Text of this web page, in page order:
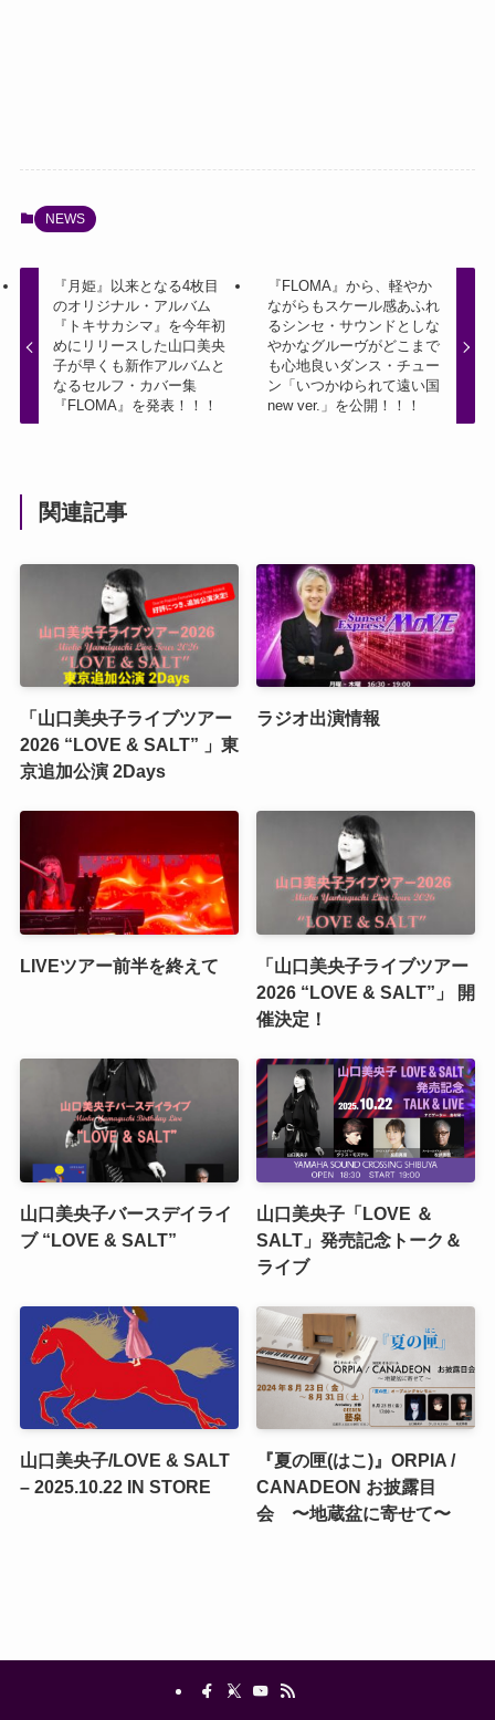
NEWS
『月姫』以来となる4枚目
のオリジナル・アルバム
『トキサカシマ』を今年初
めにリリースした山口美央
子が早くも新作アルバムと
なるセルフ・カバー集
『FLOMA』を発表！！！
『FLOMA』から、軽やか
ながらもスケール感あふれ
るシンセ・サウンドとしな
やかなグルーヴがどこまで
も心地良いダンス・チュー
ン「いつかゆられて遠い国
new ver.」を公開！！！
関連記事
「山口美央子ライブツアー
2026 “LOVE & SALT” 」東
京追加公演 2Days
ラジオ出演情報
LIVEツアー前半を終えて
「山口美央子ライブツアー
2026 “LOVE & SALT”」 開
催決定！
山口美央子バースデイライ
ブ “LOVE & SALT”
山口美央子「LOVE ＆
SALT」発売記念トーク＆
ライブ
山口美央子/LOVE & SALT
– 2025.10.22 IN STORE
『夏の匣(はこ)』ORPIA /
CANADEON お披露目
会 〜地蔵盆に寄せて〜